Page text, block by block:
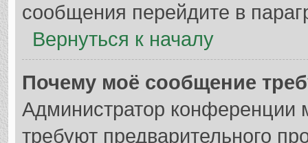
сообщения перейдите в
Вернуться к началу
Почему моё сообщение
Администратор конференции
требуют предварительного